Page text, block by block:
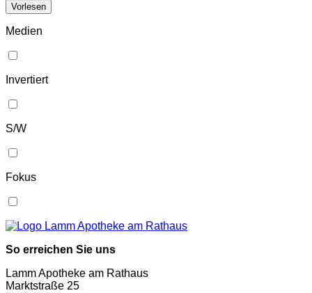
Vorlesen
Medien
Invertiert
S/W
Fokus
So erreichen Sie uns
Lamm Apotheke am Rathaus
Marktstraße 25